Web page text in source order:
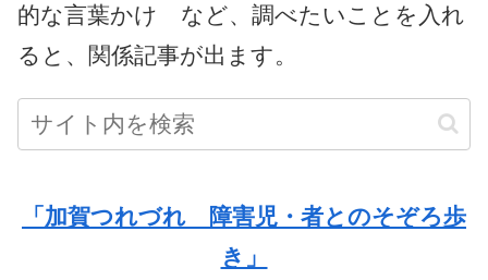
的な言葉かけ など、調べたいことを入れ
ると、関係記事が出ます。
「加賀つれづれ 障害児・者とのそぞろ歩
き」